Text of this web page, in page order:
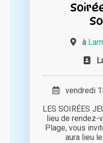
à
vendredi
LES SOIRÉES
lieu de rendez-
Plage, vous
aura lieu